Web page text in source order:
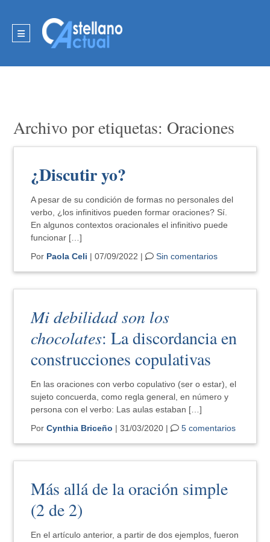
Archivo por etiquetas: Oraciones
¿Discutir yo?
A pesar de su condición de formas no personales del
verbo, ¿los infinitivos pueden formar oraciones? Sí.
En algunos contextos oracionales el infinitivo puede
funcionar […]
Por Paola Celi | 07/09/2022 | Sin comentarios
Mi debilidad son los
chocolates: La discordancia en
construcciones copulativas
En las oraciones con verbo copulativo (ser o estar), el
sujeto concuerda, como regla general, en número y
persona con el verbo: Las aulas estaban […]
PorCynthia Briceño | 31/03/2020 | 5 comentarios
Más allá de la oración simple
(2 de 2)
En el artículo anterior, a partir de dos ejemplos, fueron